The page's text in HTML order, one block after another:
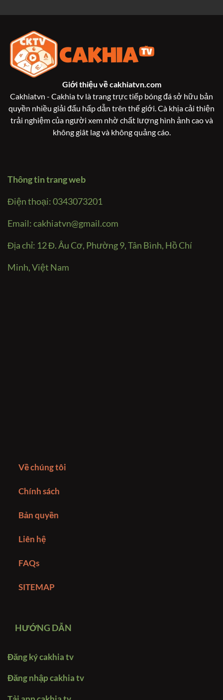
Giới thiệu vềcakhiatvn.com
Cakhiatvn - Cakhia tv là trang trực tiếp bóng đá sở hữu bản
quyền nhiều giải đấu hấp dẫn trên thế giới. Cà khịa cải thiện
trải nghiệm của người xem nhờ chất lượng hình ảnh cao và
không giât lag và không quảng cáo.
Thông tin trang web
Điện thoại: 0343073201
Email:cakhiatvn@gmail.com
Địa chỉ: 12 Đ. Âu Cơ, Phường 9, Tân Bình, Hồ Chí
Minh, Việt Nam
Về chúng tôi
Chính sách
Bản quyền
Liên hệ
FAQs
SITEMAP
HƯỚNG DẪN
Đăng ký cakhia tv
Đăng nhập cakhia tv